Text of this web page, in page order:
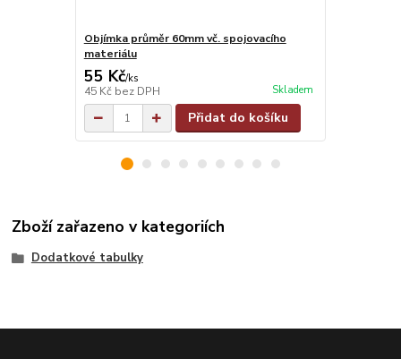
Objímka průměr 60mm vč. spojovacího
materiálu
55 Kč/ks
45 Kč bez DPH Skladem
Přidat do košíku
Zboží zařazeno v kategoriích
Dodatkové tabulky